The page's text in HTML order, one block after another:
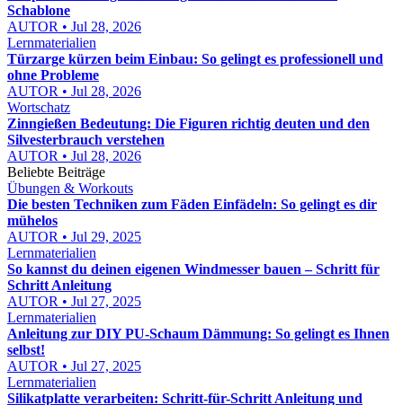
Schablone
AUTOR • Jul 28, 2026
Lernmaterialien
Türzarge kürzen beim Einbau: So gelingt es professionell und
ohne Probleme
AUTOR • Jul 28, 2026
Wortschatz
Zinngießen Bedeutung: Die Figuren richtig deuten und den
Silvesterbrauch verstehen
AUTOR • Jul 28, 2026
Beliebte Beiträge
Übungen & Workouts
Die besten Techniken zum Fäden Einfädeln: So gelingt es dir
mühelos
AUTOR • Jul 29, 2025
Lernmaterialien
So kannst du deinen eigenen Windmesser bauen – Schritt für
Schritt Anleitung
AUTOR • Jul 27, 2025
Lernmaterialien
Anleitung zur DIY PU-Schaum Dämmung: So gelingt es Ihnen
selbst!
AUTOR • Jul 27, 2025
Lernmaterialien
Silikatplatte verarbeiten: Schritt-für-Schritt Anleitung und